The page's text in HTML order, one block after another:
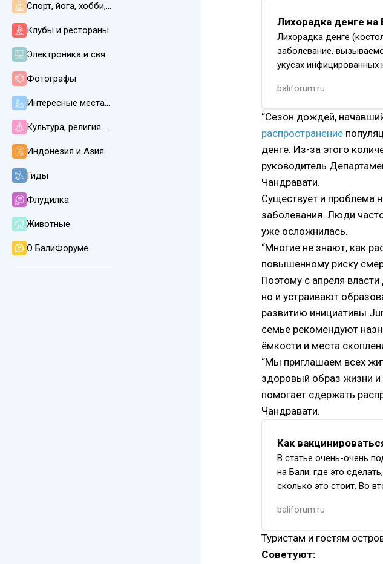
Лихорадка денге на
Лихорадка денге
заболевание,
укусах
baliforum.ru
“Сезон дождей,
распространение
денге. Из-за этого
руководитель
Чандравати.
Существует и проблема
заболевания. Люди
уже осложнилась.
“Многие не знают, как
повышенному риску
Поэтому с апреля
но и устраивают
развитию инициативы
семье рекомендуют
ёмкости и места
“Мы приглашаем всех
здоровый образ жизни и
помогает сдержать
Чандравати.
Как
В статье очень-очень
на Бали: где это
сколько это стоит. Во
baliforum.ru
Туристам и гостям
Советуют:
Спорт, йога, хобби, СПА, массаж
Клубы и рестораны
Электроника и связь
Фотографы
Интересные места, пляжи, погода и климат
Культура, религия и язык на Бали
Индонезия и Азия
Гиды
Флудилка
Животные
О БалиФоруме